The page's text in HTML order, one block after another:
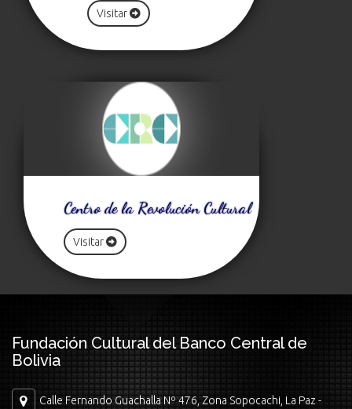
Visitar
Centro de la Revolución Cultural
Visitar
Fundación Cultural del Banco Central de
Bolivia
Calle Fernando Guachalla Nº 476, Zona Sopocachi, La Paz -